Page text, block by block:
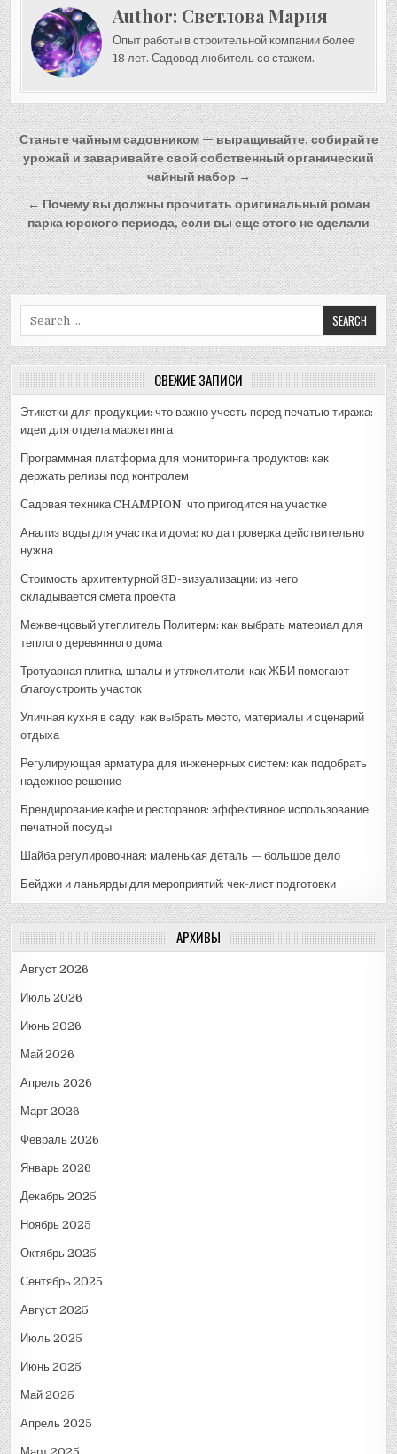
Author: Светлова Мария
Опыт работы в строительной компании более
18 лет. Садовод любитель со стажем.
Навигация
по
записям
Станьте чайным садовником — выращивайте, собирайте
урожай и заваривайте свой собственный органический
чайный набор →
← Почему вы должны прочитать оригинальный роман
парка юрского периода, если вы еще этого не сделали
СВЕЖИЕ ЗАПИСИ
Этикетки для продукции: что важно учесть перед печатью тиража:
идеи для отдела маркетинга
Программная платформа для мониторинга продуктов: как
держать релизы под контролем
Садовая техника CHAMPION: что пригодится на участке
Анализ воды для участка и дома: когда проверка действительно
нужна
Стоимость архитектурной 3D-визуализации: из чего
складывается смета проекта
Межвенцовый утеплитель Политерм: как выбрать материал для
теплого деревянного дома
Тротуарная плитка, шпалы и утяжелители: как ЖБИ помогают
благоустроить участок
Уличная кухня в саду: как выбрать место, материалы и сценарий
отдыха
Регулирующая арматура для инженерных систем: как подобрать
надежное решение
Брендирование кафе и ресторанов: эффективное использование
печатной посуды
Шайба регулировочная: маленькая деталь — большое дело
Бейджи и ланьярды для мероприятий: чек-лист подготовки
АРХИВЫ
Август 2026
Июль 2026
Июнь 2026
Май 2026
Апрель 2026
Март 2026
Февраль 2026
Январь 2026
Декабрь 2025
Ноябрь 2025
Октябрь 2025
Сентябрь 2025
Август 2025
Июль 2025
Июнь 2025
Май 2025
Апрель 2025